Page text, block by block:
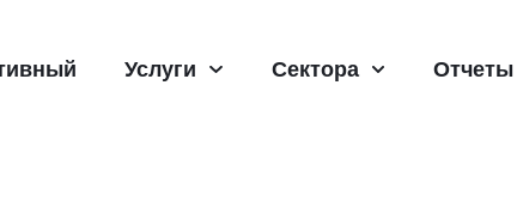
Услуги Сектора Отчеты